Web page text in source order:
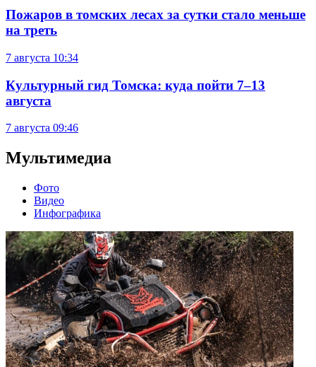
Пожаров в томских лесах за сутки стало меньше
на треть
7 августа 10:34
Культурный гид Томска: куда пойти 7–13
августа
7 августа 09:46
Мультимедиа
Фото
Видео
Инфографика